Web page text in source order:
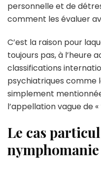
personnelle et de
comment les évaluer
C’est la raison pour
toujours pas, à l’heure
classifications
psychiatriques comme
simplement
l’appellation vague de
Le cas
nymphomanie